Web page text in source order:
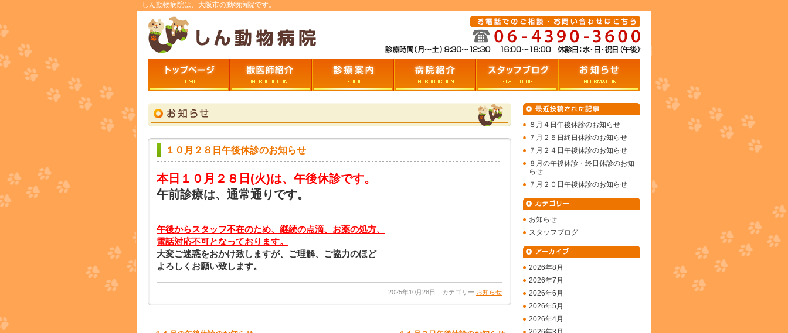
しん動物病院は、大阪市の動物病院です。
１０月２８日午後休診のお知らせ
本日１０月２８日 (火)は、午後休診です。
午前診療は、通常通りです。
午後からスタッフ不在のため、継続の点滴、お薬の処方、
電話対応不可となっております。
大変ご迷惑をおかけ致しますが、ご理解、ご協力のほど
よろしくお願い致します。
2025年10月28日 カテゴリー:お知らせ
８月４日午後休診のお知らせ
７月２５日終日休診のお知らせ
７月２４日午後休診のお知らせ
８月の午後休診・終日休診のお知
らせ
７月２０日午後休診のお知らせ
お知らせ
スタッフブログ
2026年8月
2026年7月
2026年6月
2026年5月
2026年4月